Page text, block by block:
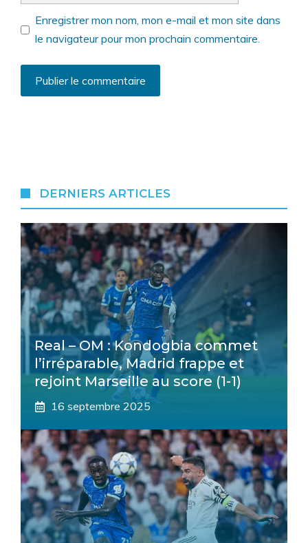
Enregistrer mon nom, mon e-mail et mon site dans
le navigateur pour mon prochain commentaire.
DERNIERS ARTICLES
Real – OM : Kondogbia commet
l’irréparable, Madrid frappe et
rejoint Marseille au score (1-1)
16 septembre 2025